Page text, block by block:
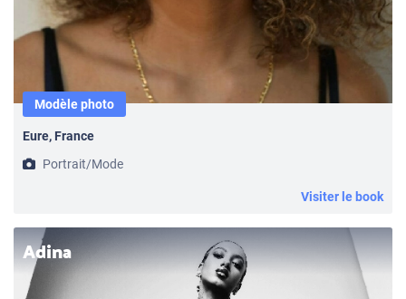
Modèle photo
Eure, France
Portrait/Mode
Visiter le book
Adina